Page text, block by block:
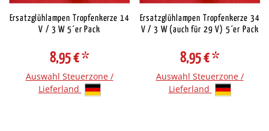
Ersatzglühlampen Tropfenkerze 14
V / 3 W 5´er Pack
8,95 €*
Auswahl Steuerzone /
Lieferland
Ersatzglühlampen Tropfenkerze 34
V / 3 W (auch für 29 V) 5´er Pack
8,95 €*
Auswahl Steuerzone /
Lieferland